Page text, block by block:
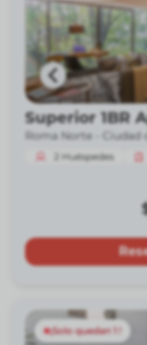
Superior 1BR
Roma Norte -
2 Huéspedes
¡Solo quedan 1 !